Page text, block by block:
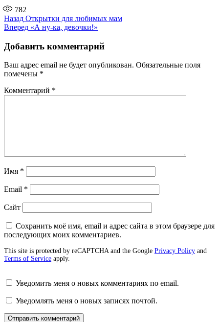
782
Навигация
по
записям
Назад Предыдущая
запись:
Открытки для любимых мам
Вперед Следующая
«А ну-ка, девочки!»
Добавить комментарий
Ваш адрес email не будет опубликован. Обязательные поля
помечены *
Комментарий *
Имя *
Email *
Сайт
Сохранить моё имя, email и адрес сайта в этом браузере для
последующих моих комментариев.
This site is protected by reCAPTCHA and the Google Privacy Policy and
Terms of Service apply.
Уведомить меня о новых комментариях по email.
Уведомлять меня о новых записях почтой.